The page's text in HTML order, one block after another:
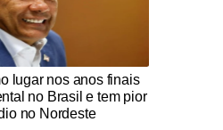
lugar nos anos finais
no Brasil e tem pior
no Nordeste